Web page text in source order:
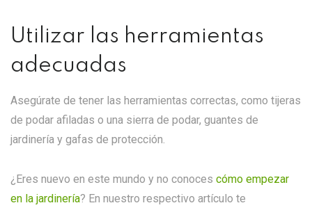
Utilizar las herramientas
adecuadas
Asegúrate de tener las herramientas correctas, como tijeras
de podar afiladas o una sierra de podar, guantes de
jardinería y gafas de protección.
¿Eres nuevo en este mundo y no conoces cómo empezar
en la jardinería? En nuestro respectivo artículo te